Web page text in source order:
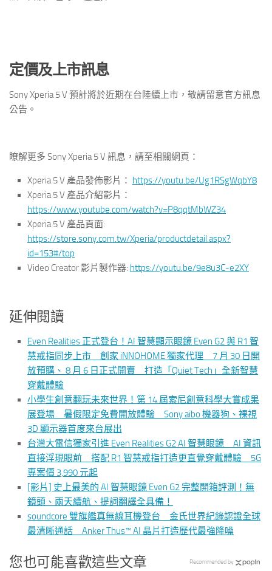
定價及上市訊息
Sony Xperia 5 V 預計將於近期在台陸續上市，敬請留意官方訊息
公告。
瞭解更多 Sony Xperia 5 V 訊息，請至相關網頁：
Xperia 5 V 產品發佈影片： https://youtu.be/Ug1RSgWqbY8
Xperia 5 V 產品介紹影片：
https://www.youtube.com/watch?v=P8qqtMbWZ34
Xperia 5 V 產品頁面:
https://store.sony.com.tw/Xperia/productdetail.aspx?
id=153#/top
Video Creator 影片製作器: https://youtu.be/9e8u3C-e2XY
延伸閱讀
Even Realities 正式登台！AI 智慧顯示眼鏡 Even G2 與 R1 智
慧戒指同步上市 創家 iNNOHOME 獨家代理 7 月 30 日開
放預購、 8 月 6 日正式開賣 打造「Quiet Tech」全新智慧
穿戴體驗
小學生創意翻玩未來世界！第 14 屆索尼創意科學大賞成果
展登場 暑假限定免費開放體驗 Sony aibo 機器狗、裸視
3D 顯示器首度來台展出
台灣大電信獨家引進 Even Realities G2 AI 智慧眼鏡 AI 資訊
直接浮現眼前 搭配 R1 智慧戒指打造更直覺穿戴體驗 5G
專案價 3,990 元起
[影片] 史上最美的 AI 智慧眼鏡 Even G2 完整開箱評測！無
鏡頭、兩天續航、提詞翻譯全具備！
soundcore 雙旗艦真無線耳機登台 金氏世界紀錄認證全球
最清晰通話 Anker Thus™ AI 晶片打造歷代最強降噪
您也可能喜歡這些文章 Recommended by